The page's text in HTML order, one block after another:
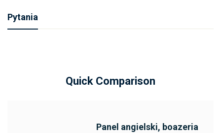
Pytania
Quick Comparison
Panel angielski, boazeria